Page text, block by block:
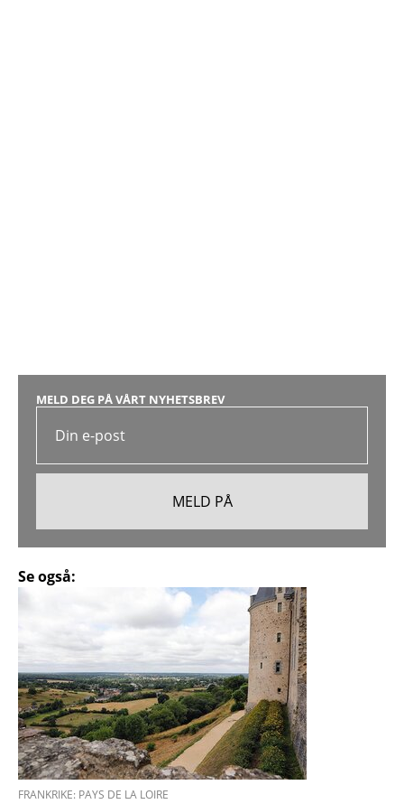
MELD DEG PÅ VÅRT NYHETSBREV
Se også:
FRANKRIKE: PAYS DE LA LOIRE